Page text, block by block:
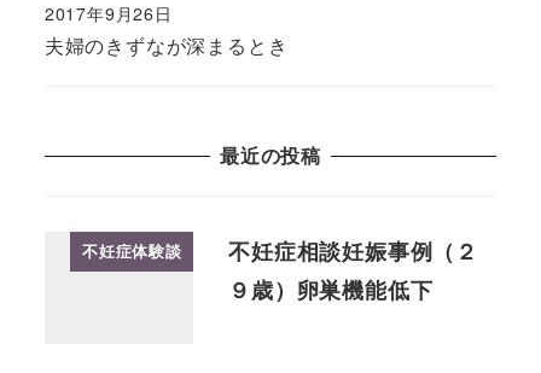
夫婦のきずなが深まるとき
2017年9月26日
最近の投稿
不妊症体験談
不妊症相談妊娠事例（２
９歳）卵巣機能低下